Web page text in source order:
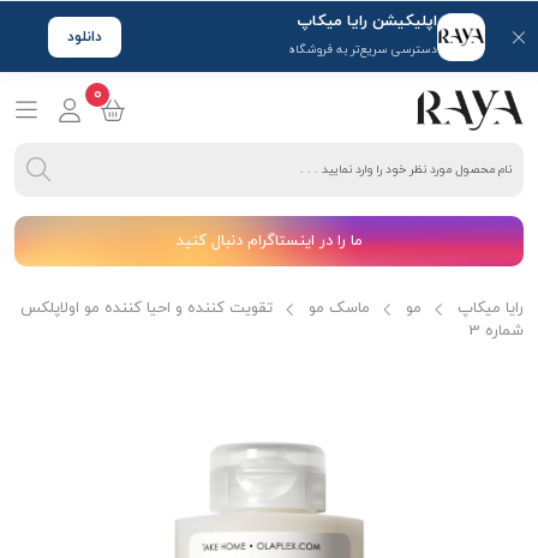
اپلیکیشن رایا میکاپ
دسترسی سریع‌تر به فروشگاه
دانلود
0
ما را در اینستاگرام دنبال کنید
رایا میکاپ مو ماسک مو
تقویت کننده و احیا کننده مو اولاپلکس
شماره 3